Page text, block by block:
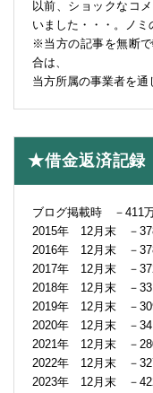
以前、ショックなコ
いました・・・。ノミ
※当方の記事を無断
合は、
当方所属の事業者を通
★借金返済記録
ブログ掲載時 －411万
2015年 12月末 －
2016年 12月末 －
2017年 12月末 －
2018年 12月末 －
2019年 12月末 －
2020年 12月末 －
2021年 12月末 －
2022年 12月末 －
2023年 12月末 －